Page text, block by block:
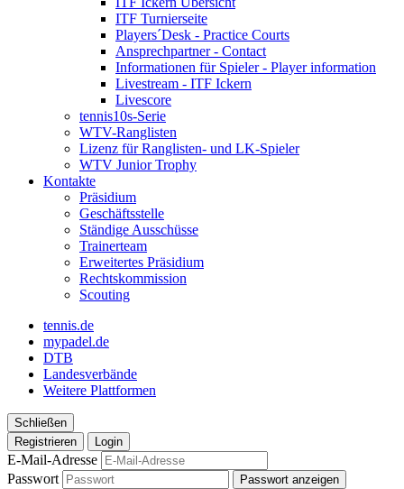
ITF Turnierseite
Players´Desk - Practice Courts
Ansprechpartner - Contact
Informationen für Spieler - Player information
Livestream - ITF Ickern
Livescore
tennis10s-Serie
WTV-Ranglisten
Lizenz für Ranglisten- und LK-Spieler
WTV Junior Trophy
Kontakte
Präsidium
Geschäftsstelle
Ständige Ausschüsse
Trainerteam
Erweitertes Präsidium
Rechtskommission
Scouting
tennis.de
mypadel.de
DTB
Landesverbände
Weitere Plattformen
Schließen
Registrieren
Login
E-Mail-Adresse
Passwort
Passwort anzeigen